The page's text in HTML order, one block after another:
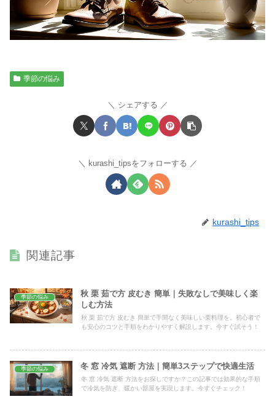
季節の悩み
シェアする
kurashi_tipsをフォローする
kurashi_tips
関連記事
季節の悩み
秋 栗 茹で方 皮むき 簡単｜失敗なしで美味しく楽
しむ方法
秋 栗 茹で方 皮むき 簡単で手間なく美味しい栗料理を。初心者で
も安心のコツと手順をわかりやすく解説します。今すぐ試そう！
季節の悩み 冬 窓 冷気 遮断 方法｜簡単3ステップで快適生活
冬 窓 冷気 遮断 方法をお探しですか？この記事では効果的な手順
で冷気を防ぎ、暖かい部屋を実現します。今すぐチェック！